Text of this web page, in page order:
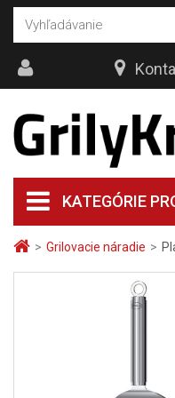
> Grilovacie náradie >
KATEGÓRIE